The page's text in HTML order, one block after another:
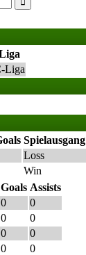
Liga
Spielausgang
Loss
Win
Goals Assists
0
0
0
0
0
0
0
0